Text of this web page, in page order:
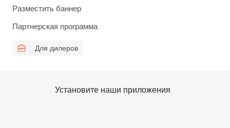
Разместить баннер
Партнерская программа
Для дилеров
Установите наши приложения